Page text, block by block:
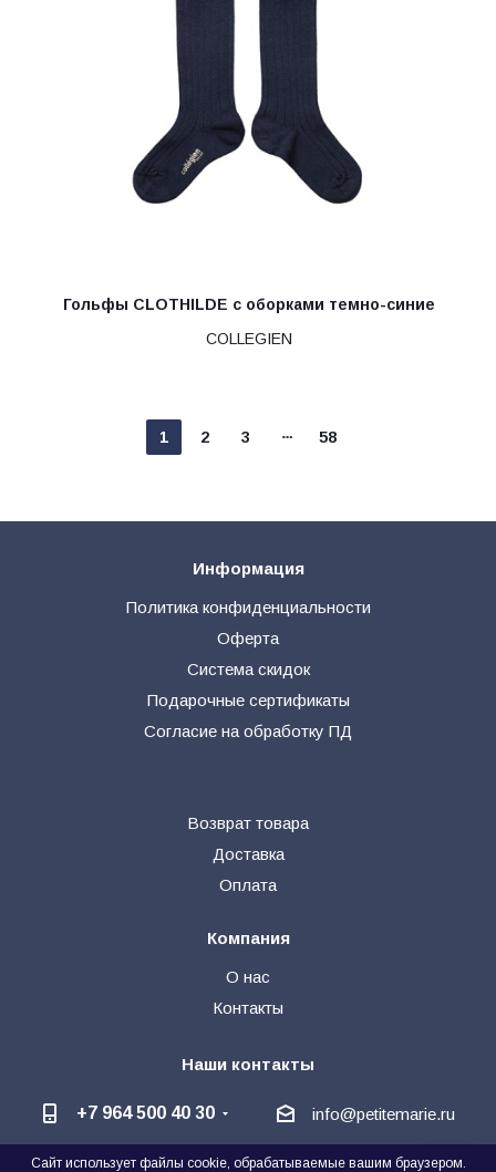
Гольфы CLOTHILDE с оборками темно-синие
COLLEGIEN
1 2 3 58
Информация
Политика конфиденциальности
Оферта
Система скидок
Подарочные сертификаты
Согласие на обработку ПД
Возврат товара
Доставка
Оплата
Компания
О нас
Контакты
Наши контакты
+7 964 500 40 30 info@petitemarie.ru
@petite_kids +7 964 500 40 30
Сайт использует файлы cookie, обрабатываемые вашим браузером.